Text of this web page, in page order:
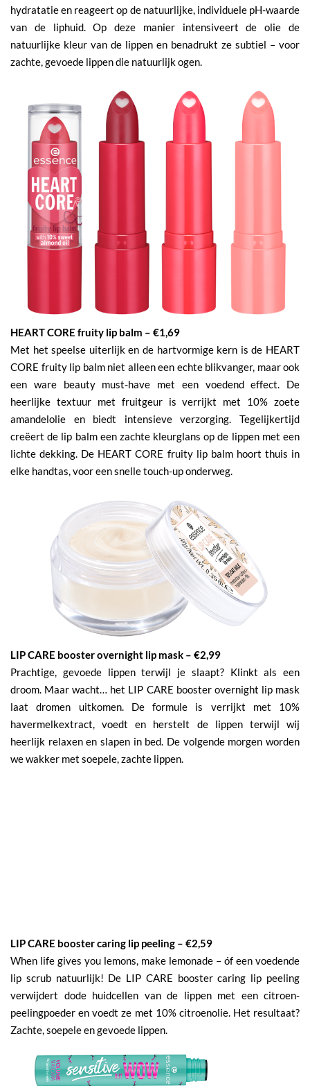
hydratatie en reageert op de natuurlijke, individuele pH-waarde
van de liphuid. Op deze manier intensiveert de olie de
natuurlijke kleur van de lippen en benadrukt ze subtiel – voor
zachte, gevoede lippen die natuurlijk ogen.
HEART CORE fruity lip balm – €1,69
Met het speelse uiterlijk en de hartvormige kern is de HEART
CORE fruity lip balm niet alleen een echte blikvanger, maar ook
een ware beauty must-have met een voedend effect. De
heerlijke textuur met fruitgeur is verrijkt met 10% zoete
amandelolie en biedt intensieve verzorging. Tegelijkertijd
creëert de lip balm een zachte kleurglans op de lippen met een
lichte dekking. De HEART CORE fruity lip balm hoort thuis in
elke handtas, voor een snelle touch-up onderweg.
LIP CARE booster overnight lip mask – €2,99
Prachtige, gevoede lippen terwijl je slaapt? Klinkt als een
droom. Maar wacht… het LIP CARE booster overnight lip mask
laat dromen uitkomen. De formule is verrijkt met 10%
havermelkextract, voedt en herstelt de lippen terwijl wij
heerlijk relaxen en slapen in bed. De volgende morgen worden
we wakker met soepele, zachte lippen.
LIP CARE booster caring lip peeling – €2,59
When life gives you lemons, make lemonade – óf een voedende
lip scrub natuurlijk! De LIP CARE booster caring lip peeling
verwijdert dode huidcellen van de lippen met een citroen-
peelingpoeder en voedt ze met 10% citroenolie. Het resultaat?
Zachte, soepele en gevoede lippen.